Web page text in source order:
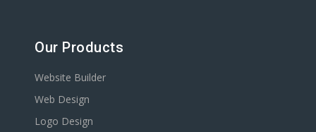
Our Products
Website Builder
Web Design
Logo Design